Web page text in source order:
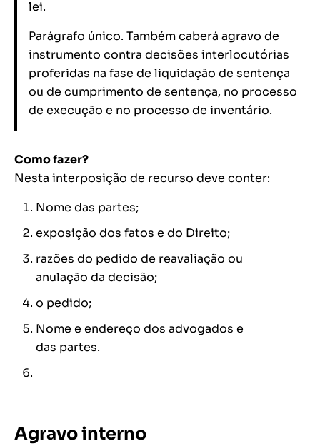
lei.
Parágrafo único. Também caberá agravo de
instrumento contra decisões interlocutórias
proferidas na fase de liquidação de sentença
ou de cumprimento de sentença, no processo
de execução e no processo de inventário.
Como fazer?
Nesta interposição de recurso deve conter:
Nome das partes;
exposição dos fatos e do Direito;
razões do pedido de reavaliação ou
anulação da decisão;
o pedido;
Nome e endereço dos advogados e
das partes.
Agravo interno